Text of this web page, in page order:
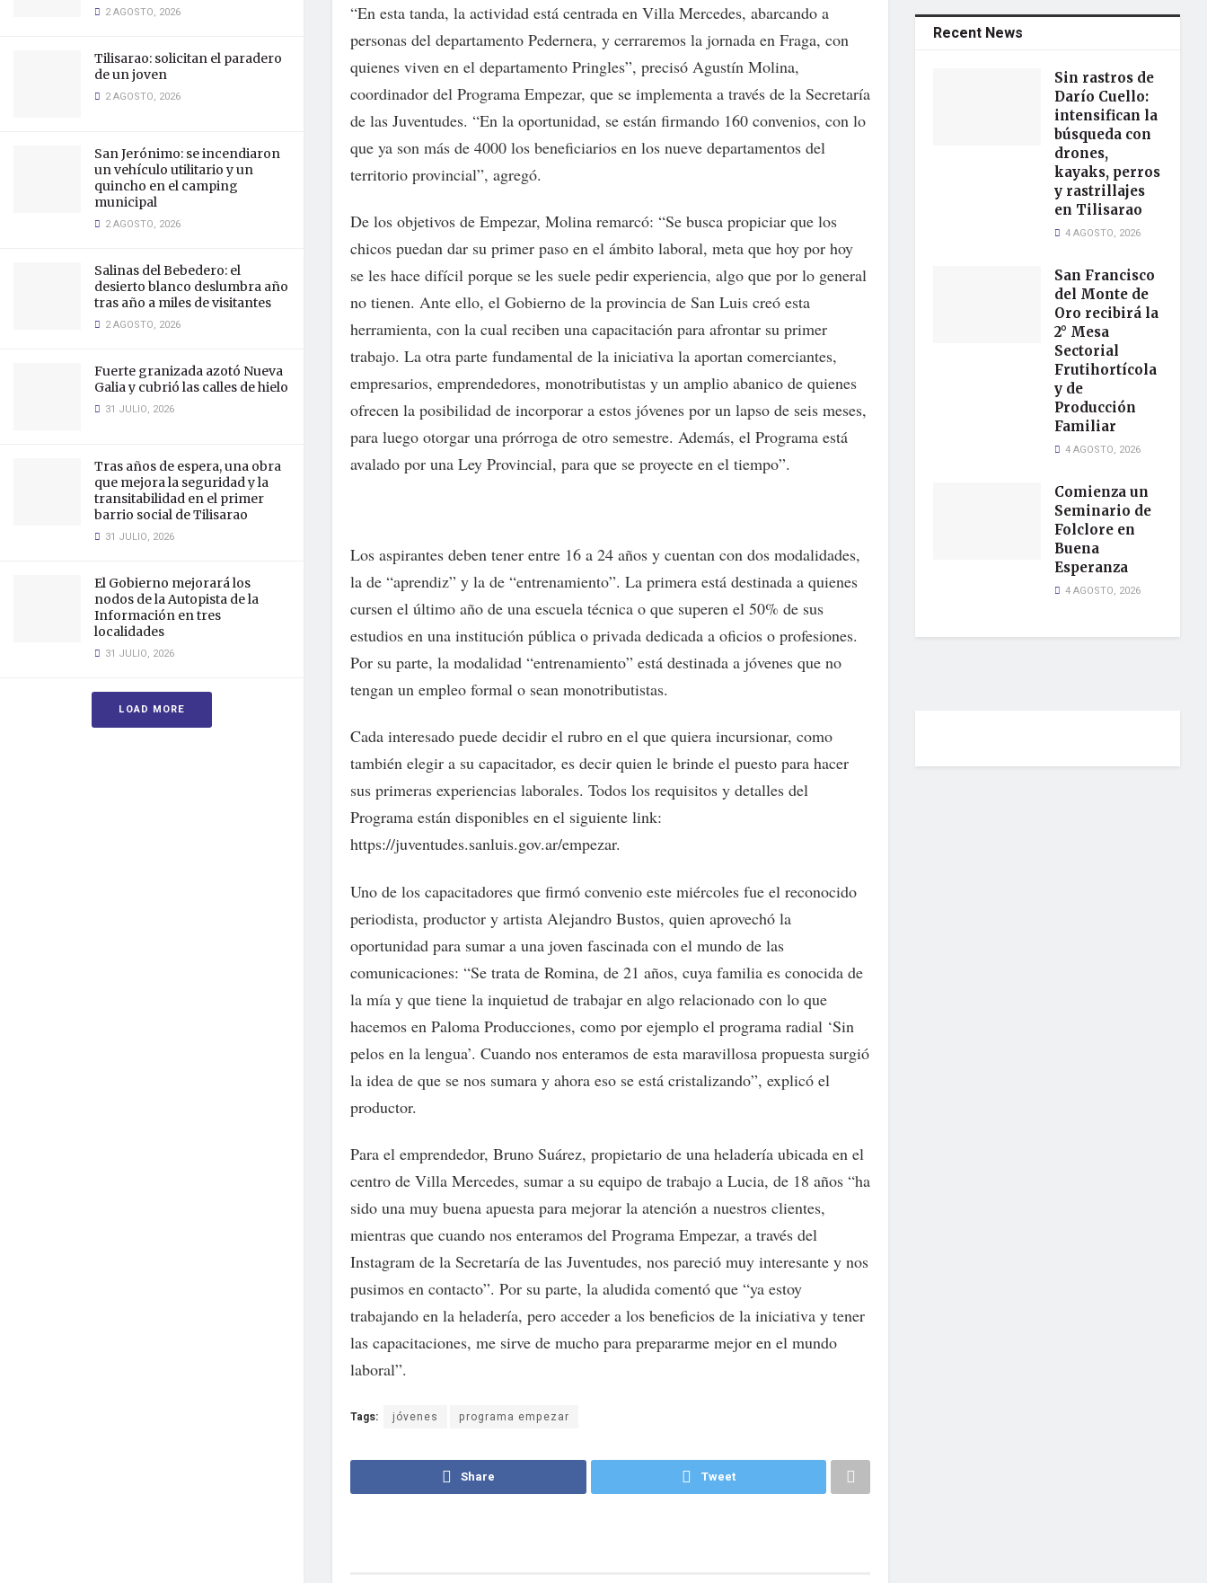
2 AGOSTO, 2026
Tilisarao: solicitan el paradero
de un joven
2 AGOSTO, 2026
San Jerónimo: se incendiaron
un vehículo utilitario y un
quincho en el camping
municipal
2 AGOSTO, 2026
Salinas del Bebedero: el
desierto blanco deslumbra año
tras año a miles de visitantes
2 AGOSTO, 2026
Fuerte granizada azotó Nueva
Galia y cubrió las calles de hielo
31 JULIO, 2026
Tras años de espera, una obra
que mejora la seguridad y la
transitabilidad en el primer
barrio social de Tilisarao
31 JULIO, 2026
El Gobierno mejorará los
nodos de la Autopista de la
Información en tres
localidades
31 JULIO, 2026
LOAD MORE
“En esta tanda, la actividad está centrada en Villa Mercedes, abarcando a
personas del departamento Pedernera, y cerraremos la jornada en Fraga, con
quienes viven en el departamento Pringles”, precisó Agustín Molina,
coordinador del Programa Empezar, que se implementa a través de la Secretaría
de las Juventudes. “En la oportunidad, se están firmando 160 convenios, con lo
que ya son más de 4000 los beneficiarios en los nueve departamentos del
territorio provincial”, agregó.
De los objetivos de Empezar, Molina remarcó: “Se busca propiciar que los
chicos puedan dar su primer paso en el ámbito laboral, meta que hoy por hoy
se les hace difícil porque se les suele pedir experiencia, algo que por lo general
no tienen. Ante ello, el Gobierno de la provincia de San Luis creó esta
herramienta, con la cual reciben una capacitación para afrontar su primer
trabajo. La otra parte fundamental de la iniciativa la aportan comerciantes,
empresarios, emprendedores, monotributistas y un amplio abanico de quienes
ofrecen la posibilidad de incorporar a estos jóvenes por un lapso de seis meses,
para luego otorgar una prórroga de otro semestre. Además, el Programa está
avalado por una Ley Provincial, para que se proyecte en el tiempo”.
Los aspirantes deben tener entre 16 a 24 años y cuentan con dos modalidades,
la de “aprendiz” y la de “entrenamiento”. La primera está destinada a quienes
cursen el último año de una escuela técnica o que superen el 50% de sus
estudios en una institución pública o privada dedicada a oficios o profesiones.
Por su parte, la modalidad “entrenamiento” está destinada a jóvenes que no
tengan un empleo formal o sean monotributistas.
Cada interesado puede decidir el rubro en el que quiera incursionar, como
también elegir a su capacitador, es decir quien le brinde el puesto para hacer
sus primeras experiencias laborales. Todos los requisitos y detalles del
Programa están disponibles en el siguiente link:
https://juventudes.sanluis.gov.ar/empezar.
Uno de los capacitadores que firmó convenio este miércoles fue el reconocido
periodista, productor y artista Alejandro Bustos, quien aprovechó la
oportunidad para sumar a una joven fascinada con el mundo de las
comunicaciones: “Se trata de Romina, de 21 años, cuya familia es conocida de
la mía y que tiene la inquietud de trabajar en algo relacionado con lo que
hacemos en Paloma Producciones, como por ejemplo el programa radial ‘Sin
pelos en la lengua’. Cuando nos enteramos de esta maravillosa propuesta surgió
la idea de que se nos sumara y ahora eso se está cristalizando”, explicó el
productor.
Para el emprendedor, Bruno Suárez, propietario de una heladería ubicada en el
centro de Villa Mercedes, sumar a su equipo de trabajo a Lucia, de 18 años “ha
sido una muy buena apuesta para mejorar la atención a nuestros clientes,
mientras que cuando nos enteramos del Programa Empezar, a través del
Instagram de la Secretaría de las Juventudes, nos pareció muy interesante y nos
pusimos en contacto”. Por su parte, la aludida comentó que “ya estoy
trabajando en la heladería, pero acceder a los beneficios de la iniciativa y tener
las capacitaciones, me sirve de mucho para prepararme mejor en el mundo
laboral”.
Tags: jóvenes programa empezar
Share Tweet
Recent News
Sin rastros de
Darío Cuello:
intensifican la
búsqueda con
drones,
kayaks, perros
y rastrillajes
en Tilisarao
4 AGOSTO, 2026
San Francisco
del Monte de
Oro recibirá la
2° Mesa
Sectorial
Frutihortícola
y de
Producción
Familiar
4 AGOSTO, 2026
Comienza un
Seminario de
Folclore en
Buena
Esperanza
4 AGOSTO, 2026